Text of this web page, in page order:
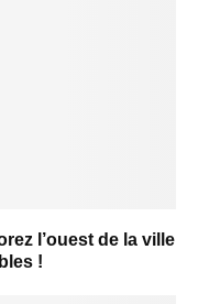
l’ouest de la ville
!